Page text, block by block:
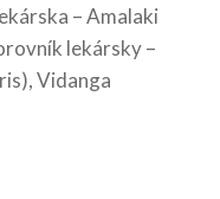
– Amalaki
lekársky –
Vidanga